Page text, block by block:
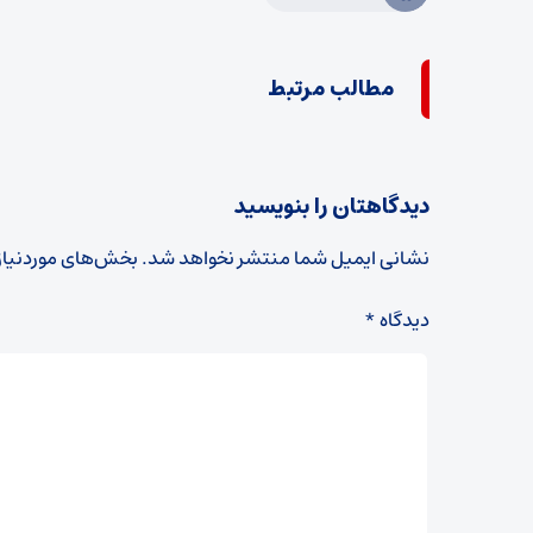
مطالب مرتبط
دیدگاهتان را بنویسید
نشانی ایمیل شما منتشر نخواهد شد.بخش‌های
دیدگاه*